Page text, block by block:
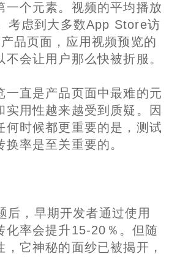
一个元素。视频的平均播放
考虑到大多数App Store访
品页面，应用视频预览的
会让用户那么快被折服。
一直是产品页面中最难的元
实用性越来越受到质疑。因
何时候都更重要的是，测试
率是至关重要的。
后，早期开发者通过使用
化率会提升15-20％。但随
它神秘的面纱已被揭开，